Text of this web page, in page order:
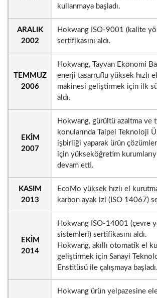
kullanmaya başladı.
ARALIK
2002
Hokwang ISO-9001 (kalite
sertifikasını aldı.
TEMMUZ
2006
Hokwang, Tayvan Ekonomi
enerji tasarruflu yüksek hızlı
makinesi geliştirmek için ilk
aldı.
EKİM
2007
Hokwang, gürültü azaltma ve
konularında Taipei Teknoloji
işbirliği yaparak ürün
için yükseköğretim
devam etti.
KASIM
2013
EcoMo yüksek hızlı el
karbon ayak izi (ISO 14067)
EKİM
2014
Hokwang ISO-14001 (çevre
sistemleri) sertifikasını aldı.
Hokwang, akıllı otomatik el
geliştirmek için Sanayi
Enstitüsü ile çalışmaya başladı.
Hokwang ürün yelpazesine